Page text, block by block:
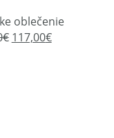
oblečenie
€ 117,00€